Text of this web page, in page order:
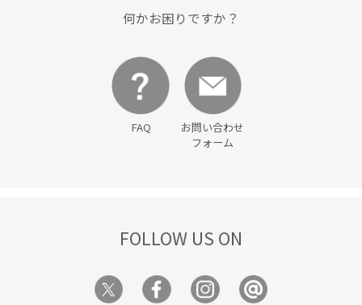
何かお困りですか？
FAQ
お問い合わせ
フォーム
FOLLOW US ON